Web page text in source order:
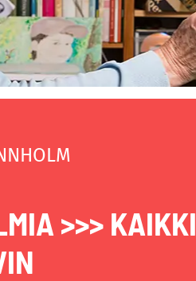
>>> KAIKKI